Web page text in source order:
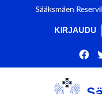
Sääksmäen
KIRJAUDU